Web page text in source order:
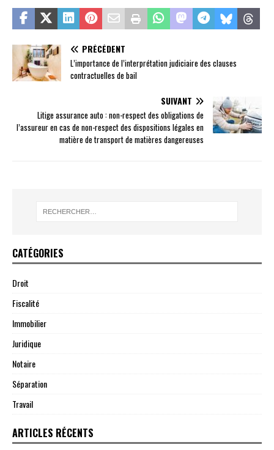
PRÉCÉDENT
L’importance de l’interprétation judiciaire des clauses
contractuelles de bail
SUIVANT
Litige assurance auto : non-respect des obligations de
l’assureur en cas de non-respect des dispositions légales en
matière de transport de matières dangereuses
CATÉGORIES
Droit
Fiscalité
Immobilier
Juridique
Notaire
Séparation
Travail
ARTICLES RÉCENTS